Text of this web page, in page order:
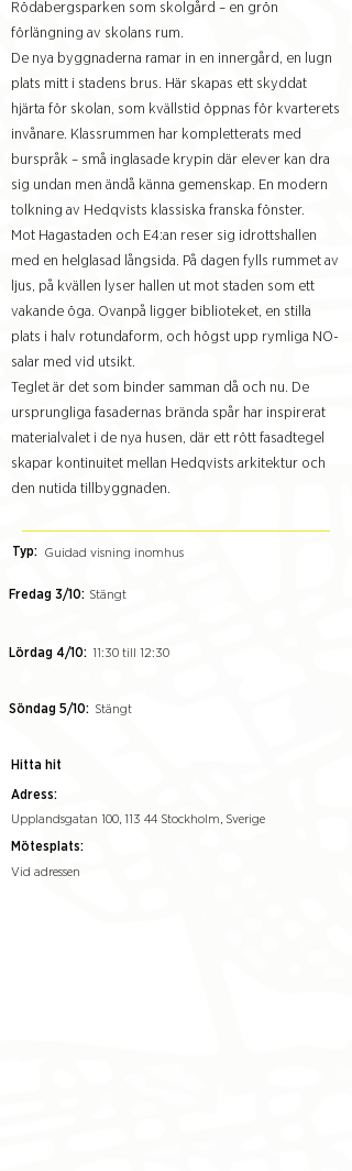
Rödabergsparken som skolgård – en grön
förlängning av skolans rum.
De nya byggnaderna ramar in en innergård, en lugn
plats mitt i stadens brus. Här skapas ett skyddat
hjärta för skolan, som kvällstid öppnas för kvarterets
invånare. Klassrummen har kompletterats med
burspråk – små inglasade krypin där elever kan dra
sig undan men ändå känna gemenskap. En modern
tolkning av Hedqvists klassiska franska fönster.
Mot Hagastaden och E4:an reser sig idrottshallen
med en helglasad långsida. På dagen fylls rummet av
ljus, på kvällen lyser hallen ut mot staden som ett
vakande öga. Ovanpå ligger biblioteket, en stilla
plats i halv rotundaform, och högst upp rymliga NO-
salar med vid utsikt.
Teglet är det som binder samman då och nu. De
ursprungliga fasadernas brända spår har inspirerat
materialvalet i de nya husen, där ett rött fasadtegel
skapar kontinuitet mellan Hedqvists arkitektur och
den nutida tillbyggnaden.
Typ: Guidad visning inomhus
Fredag 3/10: Stängt
Lördag 4/10: 11:30 till 12:30
Söndag 5/10: Stängt
Hitta hit
Adress:
Upplandsgatan 100, 113 44 Stockholm, Sverige
Mötesplats:
Vid adressen